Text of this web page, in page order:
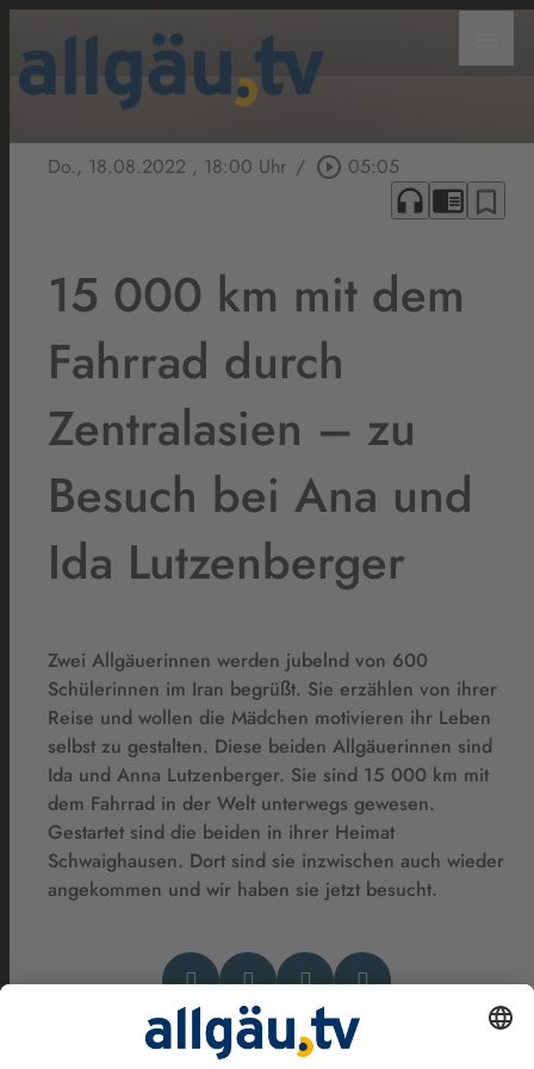
Do., 18.08.2022 , 18:00 Uhr / play_circle_outline 05:05
headphones chrome_reader_mode bookmark_border
15 000 km mit dem
Fahrrad durch
Zentralasien – zu
Besuch bei Ana und
Ida Lutzenberger
Zwei Allgäuerinnen werden jubelnd von 600
Schülerinnen im Iran begrüßt. Sie erzählen von ihrer
Reise und wollen die Mädchen motivieren ihr Leben
selbst zu gestalten. Diese beiden Allgäuerinnen sind
Ida und Anna Lutzenberger. Sie sind 15 000 km mit
dem Fahrrad in der Welt unterwegs gewesen.
Gestartet sind die beiden in ihrer Heimat
Schwaighausen. Dort sind sie inzwischen auch wieder
angekommen und wir haben sie jetzt besucht.